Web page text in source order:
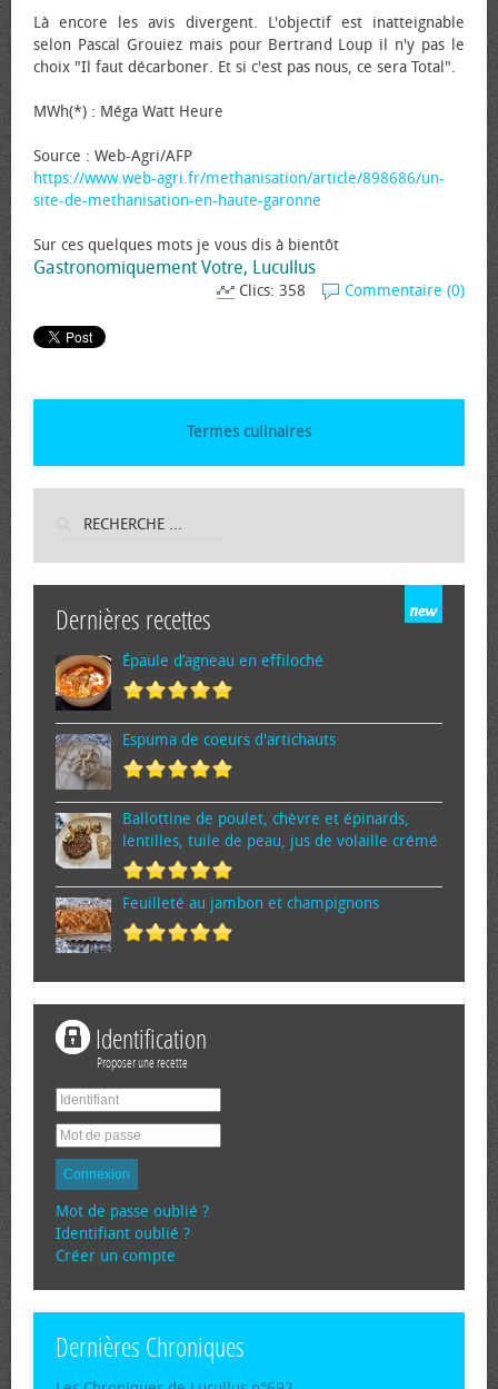
Là encore les avis divergent. L'objectif est inatteignable
selon Pascal Grouiez mais pour Bertrand Loup il n'y pas le
choix "Il faut décarboner. Et si c'est pas nous, ce sera Total".
MWh(*) : Méga Watt Heure
Source : Web-Agri/AFP
https://www.web-agri.fr/methanisation/article/898686/un-
site-de-methanisation-en-haute-garonne
Sur ces quelques mots je vous dis à bientôt
Gastronomiquement Votre, Lucullus
Commentaire (0)
Clics: 358
Termes culinaires
Dernières recettes
Épaule d’agneau en effiloché
Espuma de cœurs d'artichauts
Ballottine de poulet, chèvre et épinards,
lentilles, tuile de peau, jus de volaille crémé
Feuilleté au jambon et champignons
Identification
Proposer une recette
Connexion
Mot de passe oublié ?
Identifiant oublié ?
Créer un compte
Dernières Chroniques